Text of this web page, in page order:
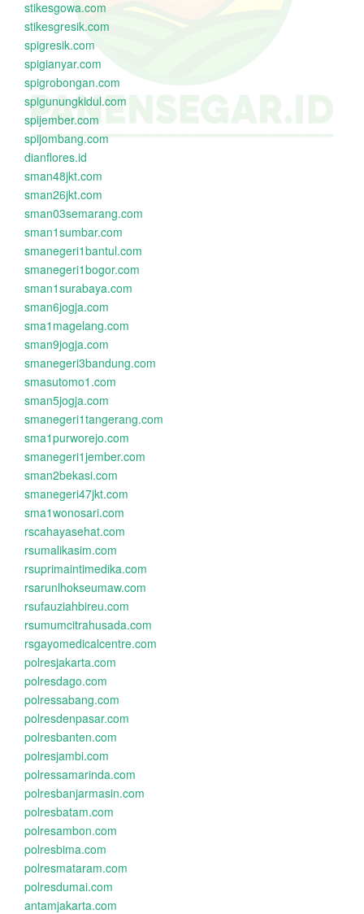
stikesgowa.com
stikesgresik.com
spigresik.com
spigianyar.com
spigrobongan.com
spigunungkidul.com
spijember.com
spijombang.com
dianflores.id
sman48jkt.com
sman26jkt.com
sman03semarang.com
sman1sumbar.com
smanegeri1bantul.com
smanegeri1bogor.com
sman1surabaya.com
sman6jogja.com
sma1magelang.com
sman9jogja.com
smanegeri3bandung.com
smasutomo1.com
sman5jogja.com
smanegeri1tangerang.com
sma1purworejo.com
smanegeri1jember.com
sman2bekasi.com
smanegeri47jkt.com
sma1wonosari.com
rscahayasehat.com
rsumalikasim.com
rsuprimaintimedika.com
rsarunlhokseumaw.com
rsufauziahbireu.com
rsumumcitrahusada.com
rsgayomedicalcentre.com
polresjakarta.com
polresdago.com
polressabang.com
polresdenpasar.com
polresbanten.com
polresjambi.com
polressamarinda.com
polresbanjarmasin.com
polresbatam.com
polresambon.com
polresbima.com
polresmataram.com
polresdumai.com
antamjakarta.com